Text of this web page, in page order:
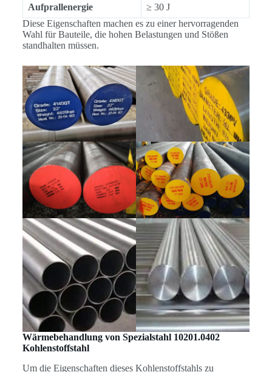
Aufprallenergie
≥ 30 J
Diese Eigenschaften machen es zu einer hervorragenden
Wahl für Bauteile, die hohen Belastungen und Stößen
standhalten müssen.
Wärmebehandlung von Spezialstahl 10201.0402
Kohlenstoffstahl
Um die Eigenschaften dieses Kohlenstoffstahls zu